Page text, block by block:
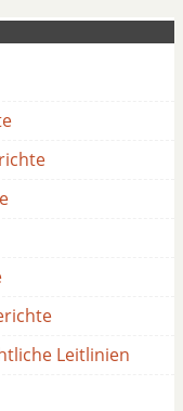
Leitlinien